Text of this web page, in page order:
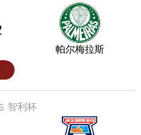
帕尔梅拉斯
智利杯